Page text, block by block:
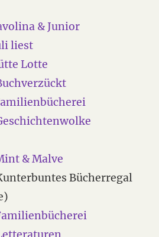
& Junior
liest
Lotte
& Malve
Bücherregal